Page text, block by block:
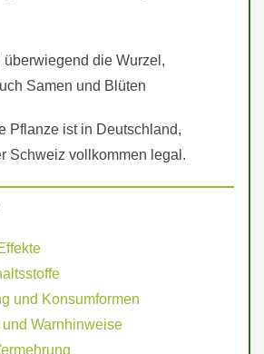
überwiegend die Wurzel,
Samen und Blüten
Pflanze ist in Deutschland,
Schweiz vollkommen legal.
und Konsumformen
Warnhinweise